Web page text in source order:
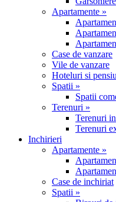
Apartamente »
Case de vanzare
Vile de vanzare
Hoteluri si
Spatii »
Spatii
Terenuri »
Terenuri
Terenuri
Inchirieri
Apartamente »
Case de inchiriat
Spatii »